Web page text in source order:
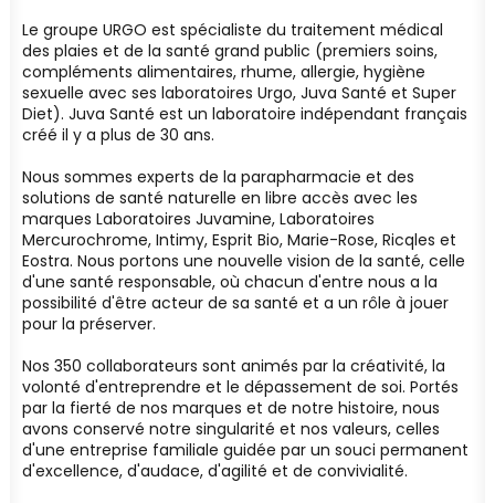
Le groupe URGO est spécialiste du traitement médical
des plaies et de la santé grand public (premiers soins,
compléments alimentaires, rhume, allergie, hygiène
sexuelle avec ses laboratoires Urgo, Juva Santé et Super
Diet). Juva Santé est un laboratoire indépendant français
créé il y a plus de 30 ans.
Nous sommes experts de la parapharmacie et des
solutions de santé naturelle en libre accès avec les
marques Laboratoires Juvamine, Laboratoires
Mercurochrome, Intimy, Esprit Bio, Marie-Rose, Ricqles et
Eostra. Nous portons une nouvelle vision de la santé, celle
d'une santé responsable, où chacun d'entre nous a la
possibilité d'être acteur de sa santé et a un rôle à jouer
pour la préserver.
Nos 350 collaborateurs sont animés par la créativité, la
volonté d'entreprendre et le dépassement de soi. Portés
par la fierté de nos marques et de notre histoire, nous
avons conservé notre singularité et nos valeurs, celles
d'une entreprise familiale guidée par un souci permanent
d'excellence, d'audace, d'agilité et de convivialité.